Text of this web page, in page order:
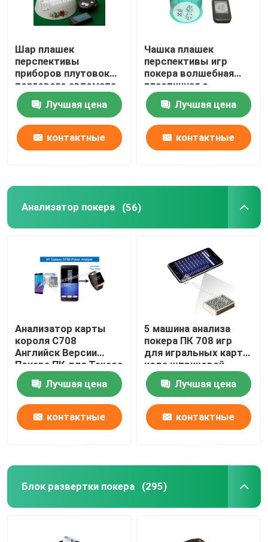
Шар плашек
перспективы
приборов плутовок
торгового автомата
для волшебной
выставкиЛучшая цена
контактные
Чашка плашек
перспективы игр
покера волшебная
пластичная с
плашками казино
волшебными
Лучшая цена
контактные
Анализатор покера (56)
Анализатор карты
короля С708
Английск Версии
Покера ПК для Техаса
держит их игра/
индийская игра
Лучшая цена
контактные
5 машина анализа
покера ПК 708 игр
для игральных карт
кода штриховой
маркировки
маркированных
Лучшая цена
контактные
Блок развертки покера (295)